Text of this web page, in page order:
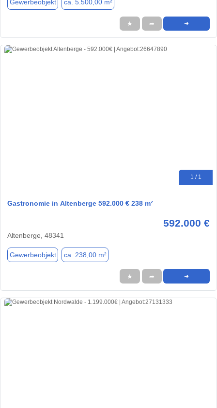
Gewerbeobjekt ca. 5.500,00 m²
★ ➦ ➜
1 / 1
Gastronomie in Altenberge 592.000 € 238 m²
592.000 €
Altenberge, 48341
Gewerbeobjekt ca. 238,00 m²
★ ➦ ➜